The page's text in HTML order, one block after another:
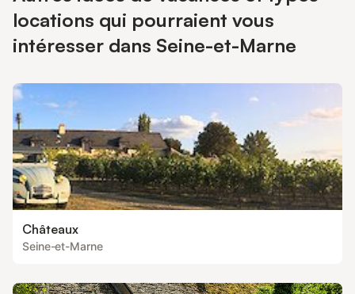
locations qui pourraient vous
intéresser dans Seine-et-Marne
Châteaux
Seine-et-Marne